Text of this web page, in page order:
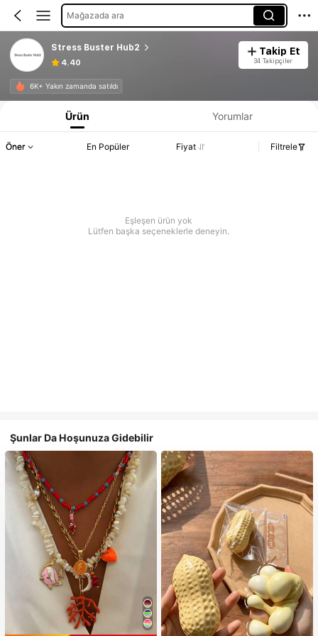
Mağazada ara
Stress Buster Hub2
4.40
Takip Et
34 Takipçiler
6K+ Yakın zamanda satıldı
Ürün Yorumlar
Öner En Popüler Fiyat Filtrele
Eşleşen ürün yok
Lütfen başka seçeneklerle deneyin.
Şunlar Da Hoşunuza Gidebilir